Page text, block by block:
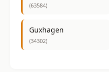
(63584)
Guxhagen
(34302)